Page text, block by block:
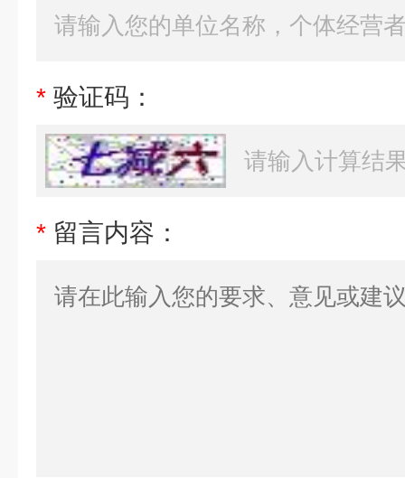
* 验证码：
* 留言内容：